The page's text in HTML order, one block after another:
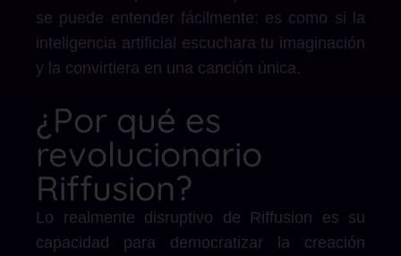
se puede entender fácilmente: es como si la
inteligencia artificial escuchara tu imaginación
y la convirtiera en una canción única.
¿Por qué es
revolucionario
Riffusion?
Lo realmente disruptivo de Riffusion es su
capacidad para democratizar la creación